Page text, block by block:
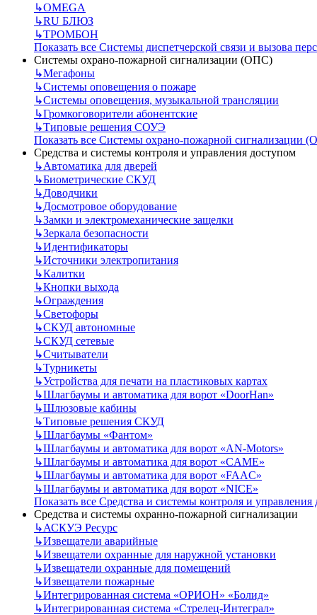
↳OMEGA
↳RU БЛЮЗ
↳ТРОМБОН
Показать все Системы диспетчерской связи и вызова
Системы охрано-пожарной сигнализации (ОПС)
↳Мегафоны
↳Системы оповещения о пожаре
↳Системы оповещения, музыкальной трансляции
↳Громкоговорители абонентские
↳Типовые решения СОУЭ
Показать все Системы охрано-пожарной сигнализации
Средства и системы контроля и управления доступом
↳Автоматика для дверей
↳Биометрические СКУД
↳Доводчики
↳Досмотровое оборудование
↳Замки и электромеханические защелки
↳Зеркала безопасности
↳Идентификаторы
↳Источники электропитания
↳Калитки
↳Кнопки выхода
↳Ограждения
↳Светофоры
↳СКУД автономные
↳СКУД сетевые
↳Считыватели
↳Турникеты
↳Устройства для печати на пластиковых картах
↳Шлагбаумы и автоматика для ворот «DoorHan»
↳Шлюзовые кабины
↳Типовые решения СКУД
↳Шлагбаумы «Фантом»
↳Шлагбаумы и автоматика для ворот «AN-Motors»
↳Шлагбаумы и автоматика для ворот «CAME»
↳Шлагбаумы и автоматика для ворот «FAAC»
↳Шлагбаумы и автоматика для ворот «NICE»
Показать все Средства и системы контроля и управления
Средства и системы охранно-пожарной сигнализации
↳АСКУЭ Ресурс
↳Извещатели аварийные
↳Извещатели охранные для наружной установки
↳Извещатели охранные для помещений
↳Извещатели пожарные
↳Интегрированная система «ОРИОН» «Болид»
↳Интегрированная система «Стрелец-Интеграл»